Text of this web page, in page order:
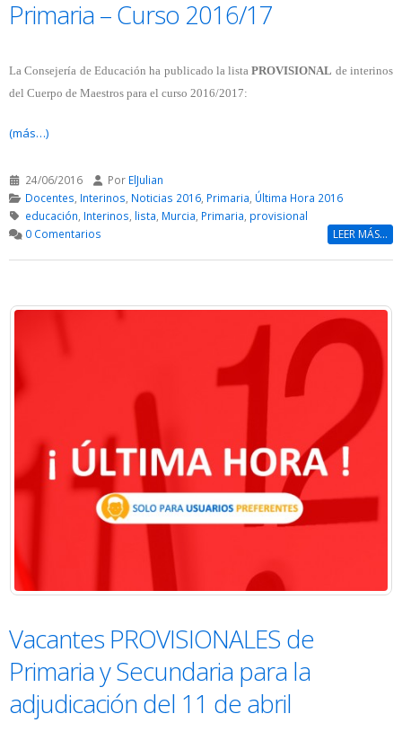
Primaria – Curso 2016/17
La Consejería de Educación ha publicado la listaPROVISIONAL de interinos
del Cuerpo de Maestros para el curso 2016/2017:
(más…)
24/06/2016 Por ElJulian
Docentes, Interinos, Noticias 2016, Primaria, Última Hora 2016
educación, Interinos, lista, Murcia, Primaria, provisional
0 Comentarios
LEER MÁS...
Vacantes PROVISIONALES de
Primaria y Secundaria para la
adjudicación del 11 de abril